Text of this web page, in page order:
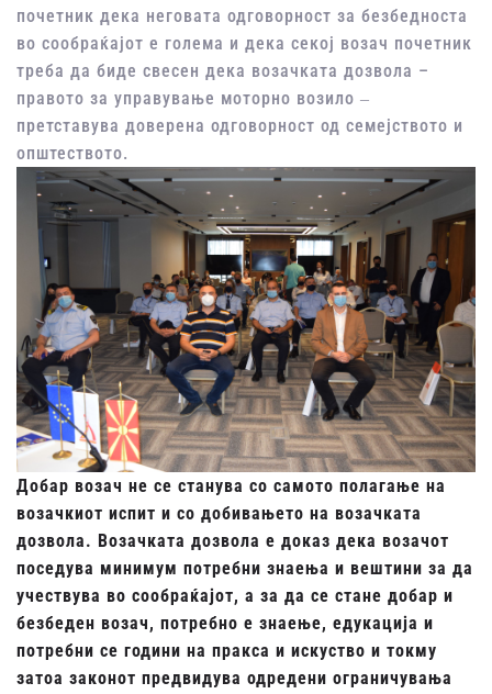
почетник дека неговата одговорност за безбедноста
во сообраќајот е голема и дека секој возач почетник
треба да биде свесен дека возачката дозвола –
правото за управување моторно возило ‒
претставува доверена одговорност од семејството и
општеството.
Добар возач не се станува со самото полагање на
возачкиот испит и со добивањето на возачката
дозвола. Возачката дозвола е доказ дека возачот
поседува минимум потребни знаења и вештини за да
учествува во сообраќајот, а за да се стане добар и
безбеден возач, потребно е знаење, едукација и
потребни се години на пракса и искуство и токму
затоа законот предвидува одредени ограничувања